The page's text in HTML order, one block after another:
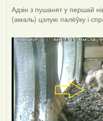
Адзін з пушанят у першай
(амаль) цэлую палёўку і